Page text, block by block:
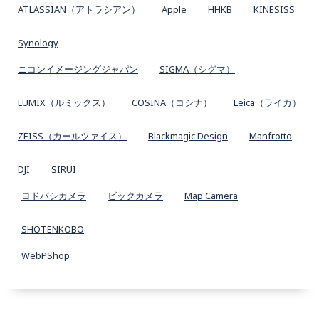
ATLASSIAN（アトラシアン） Apple HHKB KINESISS
Synology
ニコンイメージングジャパン SIGMA（シグマ）
LUMIX（ルミックス） COSINA（コシナ） Leica（ライカ）
ZEISS（カールツァイス） Blackmagic Design Manfrotto
DJI SIRUI
ヨドバシカメラ ビックカメラ Map Camera
SHOTENKOBO
WebPShop